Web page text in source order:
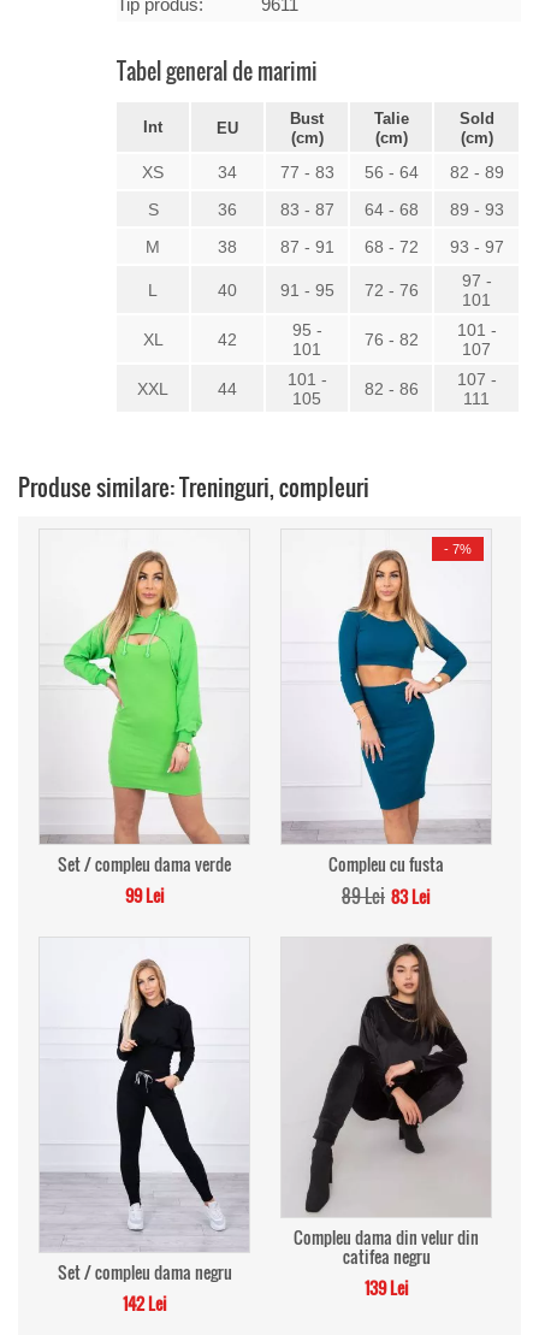
Tabel general de marimi
Int EU
Bust
(cm)
Talie
(cm)
Sold
(cm)
XS 34 77 - 83 56 - 64
82 - 89
S
36 83 - 87 64 - 68
89 - 93
M
38 87 - 91 68 - 72 93 - 97
L 40 91 - 95 72 - 76
97 -
101
XL 42
95 -
101
76 - 82
101 -
107
XXL 44
101 -
105
82 - 86
107 -
111
Produse similare: Treninguri, compleuri
Set / compleu dama verde
99 Lei
- 7%
Compleu cu fusta
89 Lei 83 Lei
Set / compleu dama negru
142 Lei
Compleu dama din velur din
catifea negru
139 Lei